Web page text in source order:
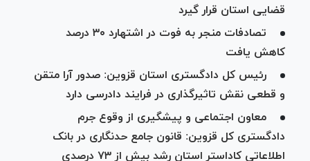
قضایی استان قرار گیرد
تصادفات منجر به فوت در اشتهارد ۳۰ درصد
کاهش یافت
رئیس کل دادگستری استان قزوین: صدور آرا متقن
و قطعی نقش تاثیرگذاری در فرایند دادرسی دارد
معاون اجتماعی و پیشگیری از وقوع جرم
دادگستری کل قزوین: قانون جامع حدنگاری در بانک
اطلاعاتی کاداستر استان رشد بیش از ۷۳ درصدی